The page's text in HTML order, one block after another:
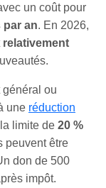
un coût pour
par an. En 2026,
relativement
général ou
une réduction
limite de 20 %
peuvent être
don de 500
impôt.